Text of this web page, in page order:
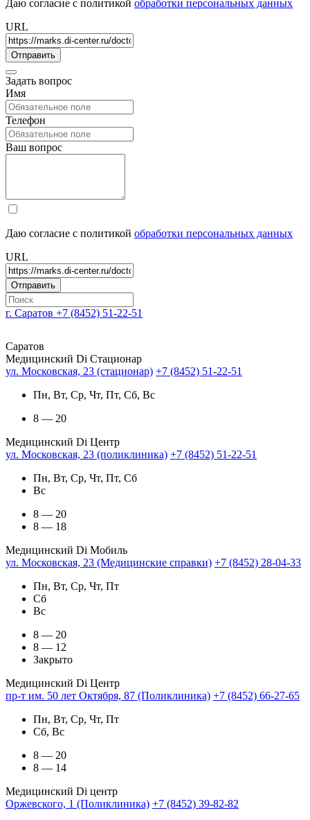
Даю согласие с политикой обработки персональных данных
URL
Задать вопрос
Имя
Телефон
Ваш вопрос
Даю согласие с политикой обработки персональных данных
URL
г. Саратов +7 (8452) 51-22-51
Саратов
Медицинский Di Стационар
ул. Московская, 23 (стационар) +7 (8452) 51-22-51
Пн, Вт, Ср, Чт, Пт, Сб, Вс
8 — 20
Медицинский Di Центр
ул. Московская, 23 (поликлиника) +7 (8452) 51-22-51
Пн, Вт, Ср, Чт, Пт, Сб
Вс
8 — 20
8 — 18
Медицинский Di Мобиль
ул. Московская, 23 (Медицинские справки) +7 (8452) 28-04-33
Пн, Вт, Ср, Чт, Пт
Сб
Вс
8 — 20
8 — 12
Закрыто
Медицинский Di Центр
пр-т им. 50 лет Октября, 87 (Поликлиника) +7 (8452) 66-27-65
Пн, Вт, Ср, Чт, Пт
Сб, Вс
8 — 20
8 — 14
Медицинский Di центр
Оржевского, 1 (Поликлиника) +7 (8452) 39-82-82